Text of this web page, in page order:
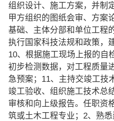
组织设计、施工方案，并制
甲方组织的图纸会审、方案
基础、主体分部和单位工程
执行国家科技法规和政策，
10、根据施工现场上报的自
初步检测数据，对工程质量
急预案；11、主持交竣工技
竣工验收、组织施工技术总
审核和向上级报告。任职资
筑或土木工程专业；2、熟